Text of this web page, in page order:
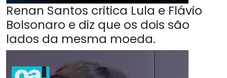
Renan Santos critica Lula e Flávio
Bolsonaro e diz que os dois são
lados da mesma moeda.